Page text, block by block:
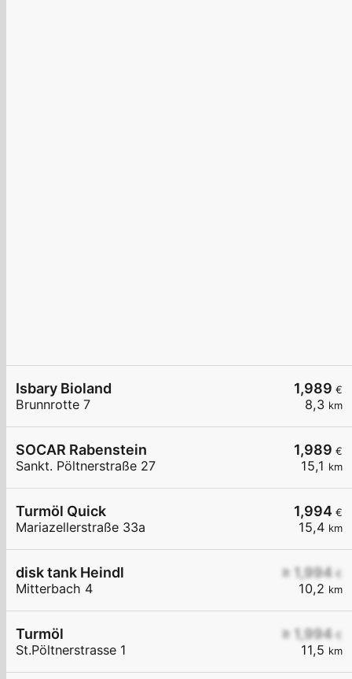
1,989 €
8,3 km
Isbary Bioland
Brunnrotte 7
1,989 €
15,1 km
SOCAR Rabenstein
Sankt. Pöltnerstraße 27
1,994 €
15,4 km
Turmöl Quick
Mariazellerstraße 33a
≥ 1,994 €
10,2 km
disk tank Heindl
Mitterbach 4
≥ 1,994 €
11,5 km
Turmöl
St.Pöltnerstrasse 1